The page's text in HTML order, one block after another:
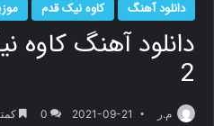
دانلود آهنگ
کاوه نیک قدم
دانلود آهنگ کاوه
2
م.ر 2021-09-21
0